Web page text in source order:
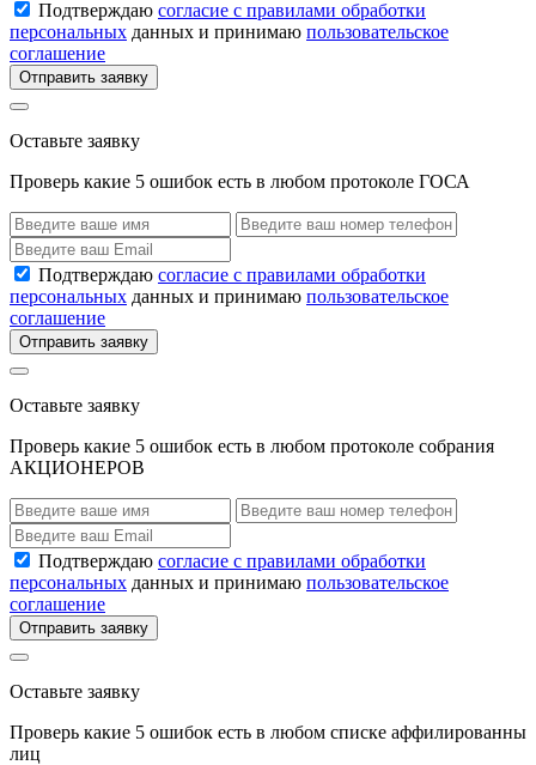
Подтверждаю согласие с правилами обработки
персональных данных и принимаю пользовательское
соглашение
Отправить заявку
Оставьте заявку
Проверь какие 5 ошибок есть в любом протоколе ГОСА
Подтверждаю согласие с правилами обработки
персональных данных и принимаю пользовательское
соглашение
Отправить заявку
Оставьте заявку
Проверь какие 5 ошибок есть в любом протоколе собрания
АКЦИОНЕРОВ
Подтверждаю согласие с правилами обработки
персональных данных и принимаю пользовательское
соглашение
Отправить заявку
Оставьте заявку
Проверь какие 5 ошибок есть в любом списке аффилированны
лиц